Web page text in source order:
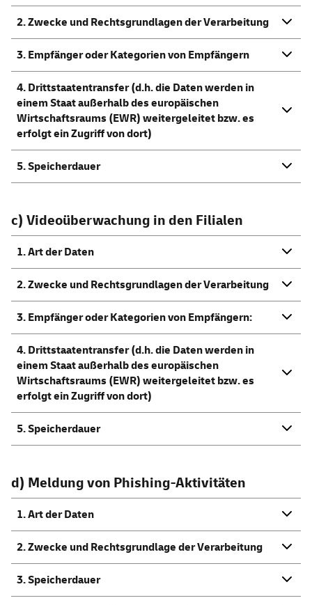
2. Zwecke und Rechtsgrundlagen der Verarbeitung
3. Empfänger oder Kategorien von Empfängern
4. Drittstaatentransfer (d.h. die Daten werden in
einem Staat außerhalb des europäischen
Wirtschaftsraums (EWR) weitergeleitet bzw. es
erfolgt ein Zugriff von dort)
5. Speicherdauer
c) Videoüberwachung in den Filialen
1. Art der Daten
2. Zwecke und Rechtsgrundlagen der Verarbeitung
3. Empfänger oder Kategorien von Empfängern:
4. Drittstaatentransfer (d.h. die Daten werden in
einem Staat außerhalb des europäischen
Wirtschaftsraums (EWR) weitergeleitet bzw. es
erfolgt ein Zugriff von dort)
5. Speicherdauer
d) Meldung von Phishing-Aktivitäten
1. Art der Daten
2. Zwecke und Rechtsgrundlage der Verarbeitung
3. Speicherdauer